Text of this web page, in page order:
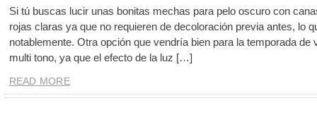
Si tú buscas lucir unas bonitas mechas para pelo oscuro con
rojas claras ya que no requieren de decoloración previa antes, lo
notablemente. Otra opción que vendría bien para la temporada
multi tono, ya que el efecto de la luz […]
READ MORE